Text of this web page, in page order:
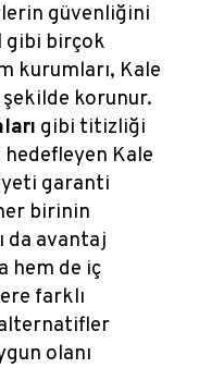
güvenliğini
gibi birçok
kurumları, Kale
korunur.
gibi titizliği
Kale
garanti
birinin
da avantaj
hem de iç
farklı
olanı